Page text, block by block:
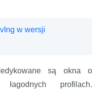
w wersji
są okna o
łagodnych profilach.